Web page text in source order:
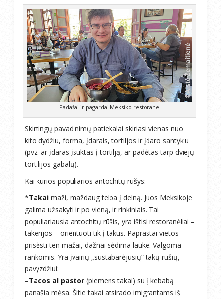
Padažai ir pagardai Meksiko restorane
Skirtingų pavadinimų patiekalai skiriasi vienas nuo
kito dydžiu, forma, įdarais, tortiljos ir įdaro santykiu
(pvz. ar įdaras įsuktas į tortilją, ar padėtas tarp dviejų
tortilijos gabalų).
Kai kurios populiarios antochitų rūšys:
*Takai maži, maždaug telpa į delną. Juos Meksikoje
galima užsakyti ir po vieną, ir rinkiniais. Tai
populiariausia antochitų rūšis, yra ištisi restoranėliai –
takerijos – orientuoti tik į takus. Paprastai vietos
prisėsti ten mažai, dažnai sėdima lauke. Valgoma
rankomis. Yra įvairių „sustabarėjusių“ takų rūšių,
pavyzdžiui:
–Tacos al pastor (piemens takai) su į kebabą
panašia mėsa. Šitie takai atsirado imigrantams iš